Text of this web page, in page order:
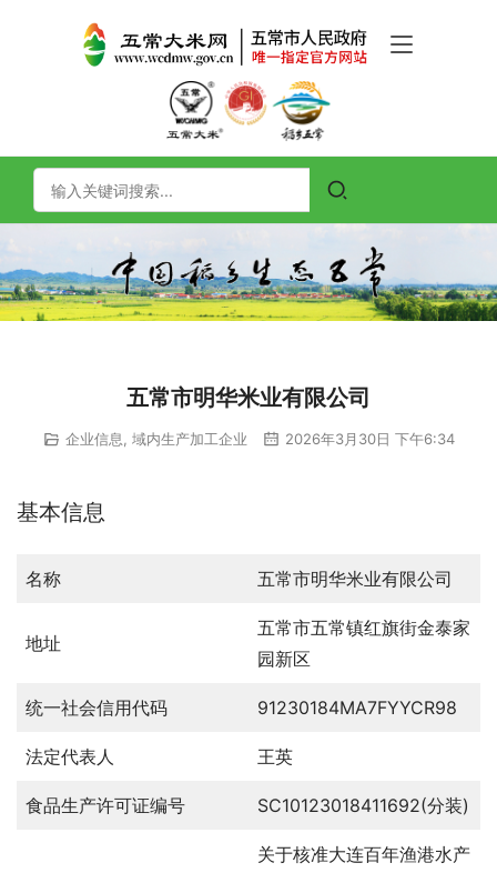
五常市明华米业有限公司
企业信息 域内生产加工企业 2026年3月30日 下午6:34
基本信息
名称 五常市明华米业有限公司
地址
五常市五常镇红旗街金泰家
园新区
统一社会信用代码 91230184MA7FYYCR98
法定代表人 王英
食品生产许可证编号 SC10123018411692(分装)
关于核准大连百年渔港水产